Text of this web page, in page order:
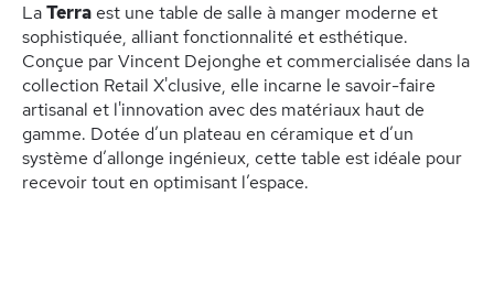
images
gallery
LaTerraest une table de salle à manger moderne et
sophistiquée, alliant fonctionnalité et esthétique.
Conçue par Vincent Dejonghe et commercialisée dans la
collection Retail X'clusive, elle incarne le savoir-faire
artisanal et l'innovation avec des matériaux haut de
gamme. Dotée d’un plateau en céramique et d’un
système d’allonge ingénieux, cette table est idéale pour
recevoir tout en optimisant l’espace.